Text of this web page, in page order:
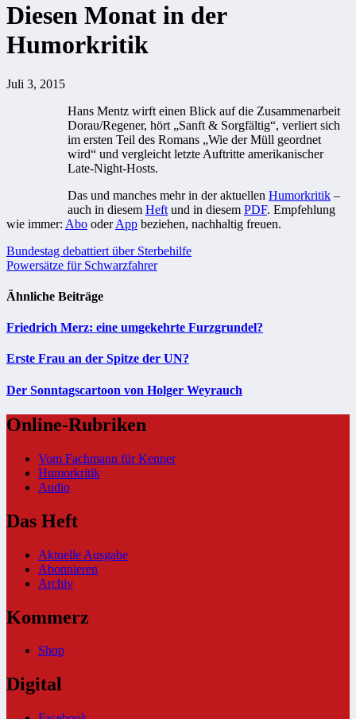
Diesen Monat in der
Humorkritik
Juli 3, 2015
Hans Mentz wirft einen Blick auf die Zusammenarbeit
Dorau/Regener, hört „Sanft & Sorgfältig“, verliert sich
im ersten Teil des Romans „Wie der Müll geordnet
wird“ und vergleicht letzte Auftritte amerikanischer
Late-Night-Hosts.
Das und manches mehr in der aktuellen Humorkritik –
auch in diesem Heft und in diesem PDF. Empfehlung
wie immer: Abo oderApp beziehen, nachhaltig freuen.
Beitragsnavigation
Bundestag debattiert über Sterbehilfe
Powersätze für Schwarzfahrer
Ähnliche Beiträge
Friedrich Merz: eine umgekehrte Furzgrundel?
Erste Frau an der Spitze der UN?
Der Sonntagscartoon von Holger Weyrauch
Online-Rubriken
Vom Fachmann für Kenner
Humorkritik
Audio
Das Heft
Aktuelle Ausgabe
Abonnieren
Archiv
Kommerz
Shop
Digital